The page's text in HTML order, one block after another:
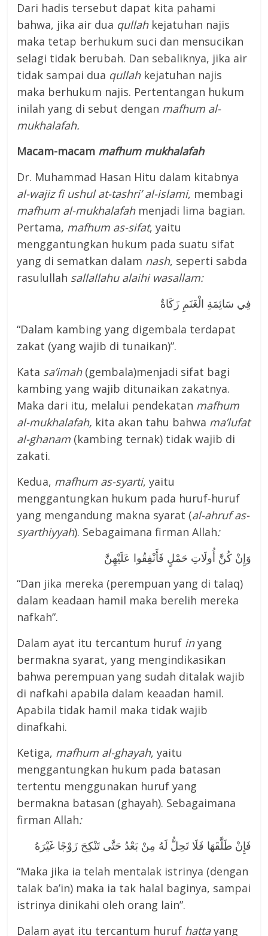
Dari hadis tersebut dapat kita pahami
bahwa, jika air dua qullahkejatuhan najis
maka tetap berhukum suci dan mensucikan
selagi tidak berubah. Dan sebaliknya, jika air
tidak sampai dua qullahkejatuhan najis
maka berhukum najis. Pertentangan hukum
inilah yang di sebut dengan mafhum al-
mukhalafah.
Macam-macam mafhum mukhalafah
Dr. Muhammad Hasan Hitu dalam kitabnya
al-wajiz fi ushul at-tashri’ al-islami, membagi
mafhum al-mukhalafahmenjadi lima bagian.
Pertama, mafhum as-sifat, yaitu
menggantungkan hukum pada suatu sifat
yang di sematkan dalam nash, seperti sabda
rasulullah sallallahu alaihi wasallam:
فِي سَائِمَةِ الْغَنَمِ زَكَاةٌ
“Dalam kambing yang digembala terdapat
zakat (yang wajib di tunaikan)”.
Kata sa’imah (gembala)menjadi sifat bagi
kambing yang wajib ditunaikan zakatnya.
Maka dari itu, melalui pendekatan mafhum
al-mukhalafah, kita akan tahu bahwa ma’lufat
al-ghanam (kambing ternak) tidak wajib di
zakati.
Kedua, mafhum as-syarti, yaitu
menggantungkan hukum pada huruf-huruf
yang mengandung makna syarat (al-ahruf as-
syarthiyyah). Sebagaimana firman Allah:
وَإِنْ كُنَّ أُولَاتِ حَمْلٍ فَأَنْفِقُوا عَلَيْهِنَّ
“Dan jika mereka (perempuan yang di talaq)
dalam keadaan hamil maka berelih mereka
nafkah”.
Dalam ayat itu tercantum huruf inyang
bermakna syarat, yang mengindikasikan
bahwa perempuan yang sudah ditalak wajib
di nafkahi apabila dalam keaadan hamil.
Apabila tidak hamil maka tidak wajib
dinafkahi.
Ketiga, mafhum al-ghayah, yaitu
menggantungkan hukum pada batasan
tertentu menggunakan huruf yang
bermakna batasan (ghayah). Sebagaimana
firman Allah:
فَإِنْ طَلَّقَهَا فَلَا تَحِلُّ لَهُ مِنْ بَعْدُ حَتَّى تَنْكِحَ زَوْجًا غَيْرَهُ
“Maka jika ia telah mentalak istrinya (dengan
talak ba’in) maka ia tak halal baginya, sampai
istrinya dinikahi oleh orang lain”.
Dalam ayat itu tercantum huruf hattayang